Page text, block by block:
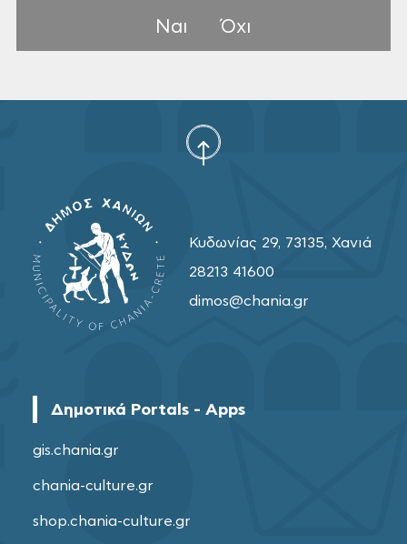
Ναι
Όχι
Κυδωνίας 29, 73135, Χανιά
28213 41600
dimos@chania.gr
Δημοτικά Portals - Apps
gis.chania.gr
chania-culture.gr
shop.chania-culture.gr